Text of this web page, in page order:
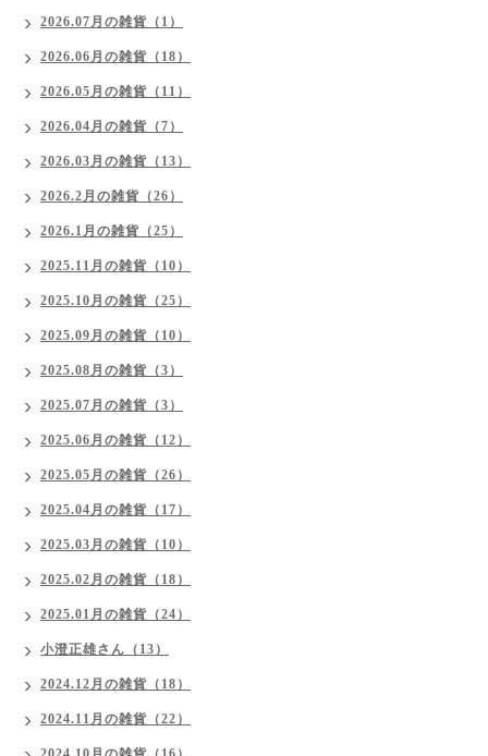
2026.07月の雑貨（1）
2026.06月の雑貨（18）
2026.05月の雑貨（11）
2026.04月の雑貨（7）
2026.03月の雑貨（13）
2026.2月の雑貨（26）
2026.1月の雑貨（25）
2025.11月の雑貨（10）
2025.10月の雑貨（25）
2025.09月の雑貨（10）
2025.08月の雑貨（3）
2025.07月の雑貨（3）
2025.06月の雑貨（12）
2025.05月の雑貨（26）
2025.04月の雑貨（17）
2025.03月の雑貨（10）
2025.02月の雑貨（18）
2025.01月の雑貨（24）
小澄正雄さん（13）
2024.12月の雑貨（18）
2024.11月の雑貨（22）